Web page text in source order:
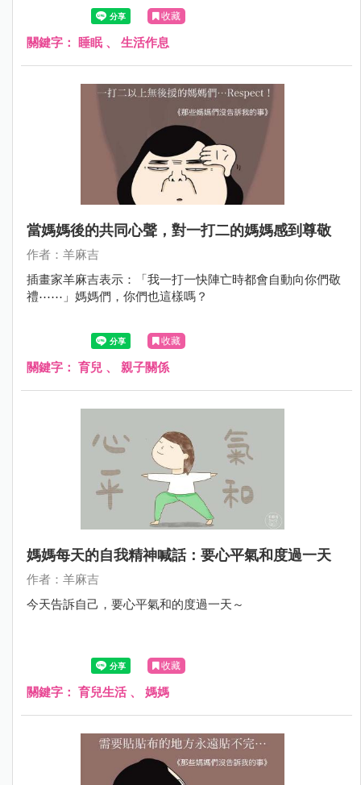
收藏
關鍵字： 睡眠、 生活作息
當媽媽後的共同心聲，對一打二的媽媽感到尊敬
作者：羊麻吉
插畫家羊麻吉表示：「我一打一快陣亡時都會自動向你們敬
禮⋯⋯」媽媽們，你們也這樣嗎？
收藏
關鍵字： 育兒 、 親子關係
媽媽每天的自我精神喊話：要心平氣和度過一天
作者：羊麻吉
今天告訴自己，要心平氣和的度過一天～
收藏
關鍵字： 育兒生活、 媽媽